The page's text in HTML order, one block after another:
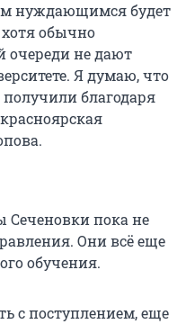
нуждающимся будет
обычно
очереди не дают
Я думаю, что
благодаря
Сеченовки пока не
Они всё еще
обучения.
с поступлением, еще